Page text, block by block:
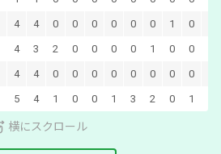
4 4 0 0 0 0 0 0 1 0
4 3 2 0 0 0 0 1 0 0
4 4 0 0 0 0 0 0 0 0
5 4 1 0 0 1 3 2 0 1
横にスクロール